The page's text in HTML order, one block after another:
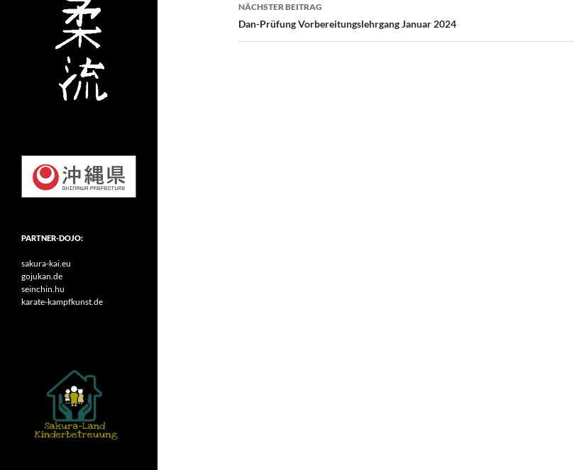
NÄCHSTER BEITRAG
Dan-Prüfung Vorbereitungslehrgang Januar 2024
PARTNER-DOJO:
sakura-kai.eu
gojukan.de
seinchin.hu
karate-kampfkunst.de